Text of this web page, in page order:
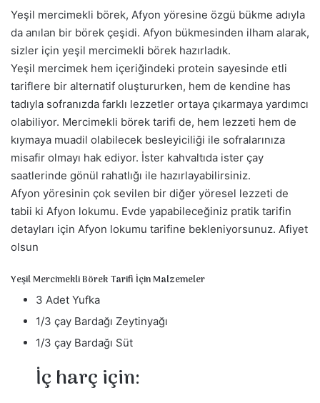
d
e
r
Yeşil mercimekli börek, Afyon yöresine özgü bükme adıyla
da anılan bir börek çeşidi. Afyon bükmesinden ilham alarak,
sizler için yeşil mercimekli börek hazırladık.
Yeşil mercimek hem içeriğindeki protein sayesinde etli
tariflere bir alternatif oluştururken, hem de kendine has
tadıyla sofranızda farklı lezzetler ortaya çıkarmaya yardımcı
olabiliyor. Mercimekli börek tarifi de, hem lezzeti hem de
kıymaya muadil olabilecek besleyiciliği ile sofralarınıza
misafir olmayı hak ediyor. İster kahvaltıda ister çay
saatlerinde gönül rahatlığı ile hazırlayabilirsiniz.
Afyon yöresinin çok sevilen bir diğer yöresel lezzeti de
tabii ki Afyon lokumu. Evde yapabileceğiniz pratik tarifin
detayları için Afyon lokumu tarifine bekleniyorsunuz. Afiyet
olsun
Yeşil Mercimekli Börek Tarifi İçin Malzemeler
3 Adet Yufka
1/3 çay Bardağı Zeytinyağı
1/3 çay Bardağı Süt
İç harç için: